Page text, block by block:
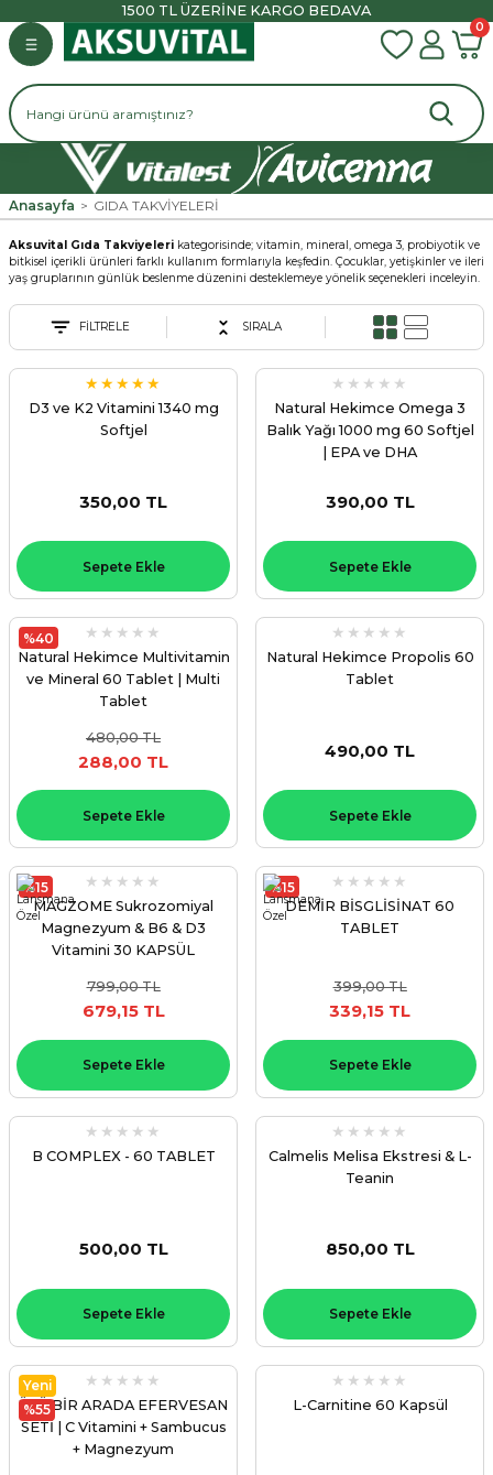
1500 TL ÜZERİNE KARGO BEDAVA
Geri Dön
VİTAMİN
B & B12 Vitamini
D3 & K2 Vitamini
E Vitamini
MİNERAL
Çinko
Kalsiyum
Krom
BALIK YAĞI
Omega 3
& TABLETLER
ve SPREY
ÜRÜNLERİ
BESİNLERİ
Geri Dön
ÜRÜNLER BAL & PEKMEZ
Bal
ve VİTALLER
BİTKİSEL MACUNLAR ve
Macun
ve BİTKİSEL YAĞLAR
AROMATİK SULAR ve
Bitkisel Yağlar
Aromatik Sular
Geri Dön
CİLT BAKIMI
Cilt Bakım Yağları
Cilt Bakım Kapsülleri
SAÇ BAKIMI
Şampuanlar
Saç Bakım Yağı
DOĞAL YAĞLAR
Sabit Yağlar
Geri Dön 0
Anasayfa GIDA TAKVİYELERİ
Aksuvital Gıda Takviyeleri kategorisinde; vitamin, mineral, omega 3, probiyotik ve
bitkisel içerikli ürünleri farklı kullanım formlarıyla keşfedin. Çocuklar, yetişkinler ve ileri
yaş gruplarının günlük beslenme düzenini desteklemeye yönelik seçenekleri inceleyin.
FİLTRELE SIRALA
D3 ve K2 Vitamini 1340 mg
Softjel
350,00 TL
Sepete Ekle
Natural Hekimce Omega 3
Balık Yağı 1000 mg 60 Softjel
| EPA ve DHA
390,00 TL
Sepete Ekle
%40
Natural Hekimce Multivitamin
ve Mineral 60 Tablet | Multi
Tablet
480,00 TL
288,00 TL
Sepete Ekle
Natural Hekimce Propolis 60
Tablet
490,00 TL
Sepete Ekle
%15
MAGZOME Sukrozomiyal
Magnezyum & B6 & D3
Vitamini 30 KAPSÜL
799,00 TL
679,15 TL
Sepete Ekle
%15
DEMİR BİSGLİSİNAT 60
TABLET
399,00 TL
339,15 TL
Sepete Ekle
B COMPLEX - 60 TABLET
500,00 TL
Sepete Ekle
Calmelis Melisa Ekstresi & L-
Teanin
850,00 TL
Sepete Ekle
Yeni
%55
ÜÇÜ BİR ARADA EFERVESAN
SETİ | C Vitamini + Sambucus
+ Magnezyum
L-Carnitine 60 Kapsül